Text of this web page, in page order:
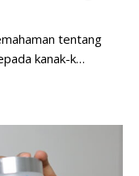
tentang
kanak-k…